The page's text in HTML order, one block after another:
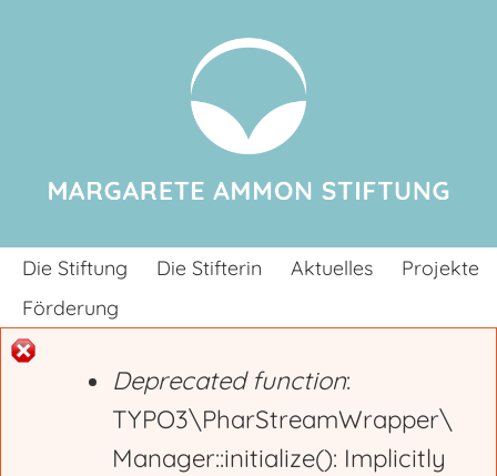
Die Stiftung Die Stifterin Aktuelles
Projekte
Förderung
Deprecated function:
TYPO3\PharStreamWrapper\
Manager::initialize(): Implicitly